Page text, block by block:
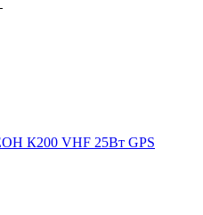
К200 VHF 25Вт GPS